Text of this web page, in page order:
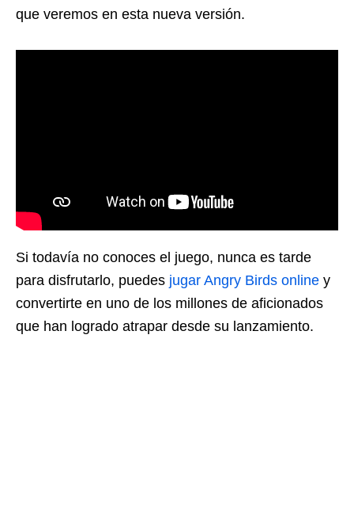
que veremos en esta nueva versión.
Si todavía no conoces el juego, nunca es tarde
para disfrutarlo, puedes jugar Angry Birds online y
convertirte en uno de los millones de aficionados
que han logrado atrapar desde su lanzamiento.